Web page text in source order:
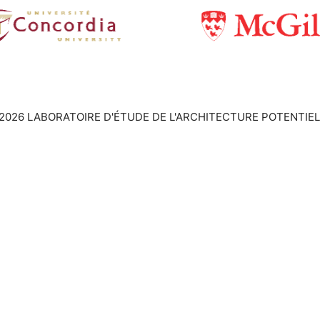
LABORATOIRE D'ÉTUDE DE L'ARCHITECTURE